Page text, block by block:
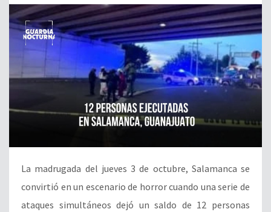
La madrugada del jueves 3 de octubre, Salamanca se
convirtió en un escenario de horror cuando una serie de
ataques simultáneos dejó un saldo de 12 personas